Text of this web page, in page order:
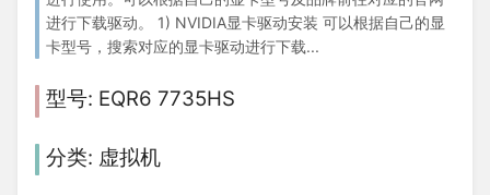
进行下载驱动。 1) NVIDIA显卡驱动安装 可以根据自己的显
卡型号，搜索对应的显卡驱动进行下载...
EQR6 7735HS
虚拟机